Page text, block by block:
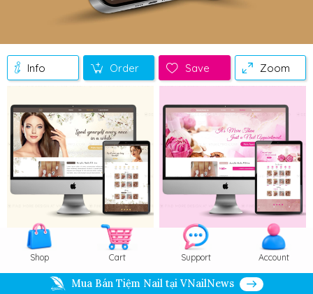
Info Order Save Zoom
Shop Cart Support Account
Mua Bán Tiệm Nail tại VNailNews